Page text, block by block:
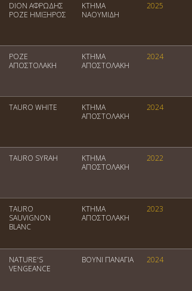
DION ΑΦΡΩΔΗΣ
ΡΟΖΕ ΗΜΙΞΗΡΟΣ
ΚΤΗΜΑ
ΝΑΟΥΜΙΔΗ
2025
ΡΟΖΕ
ΑΠΟΣΤΟΛΑΚΗ
ΚΤΗΜΑ
ΑΠΟΣΤΟΛΑΚΗ
2024
TAURO WHITE
ΚΤΗΜΑ
ΑΠΟΣΤΟΛΑΚΗ
2024
TAURO SYRAH
ΚΤΗΜΑ
ΑΠΟΣΤΟΛΑΚΗ
2022
TAURO
SAUVIGNON
BLANC
ΚΤΗΜΑ
ΑΠΟΣΤΟΛΑΚΗ
2023
NATURE'S
VENGEANCE
BOYNI ΠΑΝΑΓΙΑ 2024